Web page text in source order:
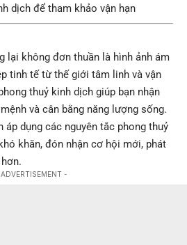
dịch để tham khảo vận hạn
lại không đơn thuần là hình ảnh ám
tinh tế từ thế giới tâm linh và vận
thuỷ kinh dịch giúp bạn nhận
và cân bằng năng lượng sống.
áp dụng các nguyên tắc phong thuỷ
khăn, đón nhận cơ hội mới, phát
-